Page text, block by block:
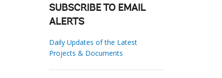
SUBSCRIBE TO EMAIL
ALERTS
Daily Updates of the Latest
Projects & Documents